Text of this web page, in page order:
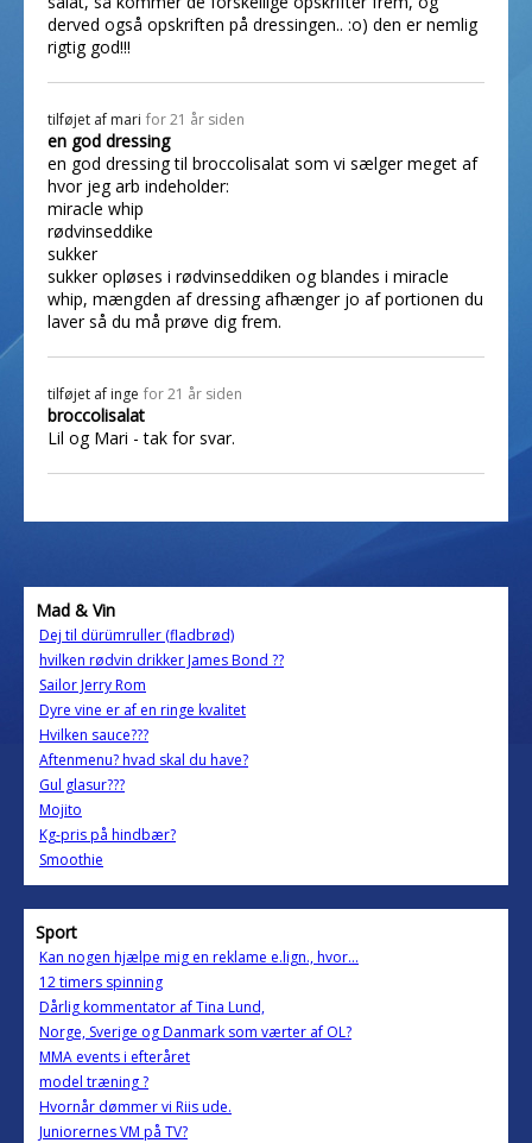
derved også opskriften på dressingen.. :o) den er nemlig
rigtig god!!!
tilføjet af mari for 21 år siden
en god dressing
en god dressing til broccolisalat som vi sælger meget af
hvor jeg arb indeholder:
miracle whip
rødvinseddike
sukker
sukker opløses i rødvinseddiken og blandes i miracle
whip, mængden af dressing afhænger jo af portionen du
laver så du må prøve dig frem.
tilføjet af inge for 21 år siden
broccolisalat
Lil og Mari - tak for svar.
Mad & Vin
Dej til dürümruller (fladbrød)
hvilken rødvin drikker James Bond ??
Sailor Jerry Rom
Dyre vine er af en ringe kvalitet
Hvilken sauce???
Aftenmenu? hvad skal du have?
Gul glasur???
Mojito
Kg-pris på hindbær?
Smoothie
Sport
Kan nogen hjælpe mig en reklame e.lign., hvor...
12 timers spinning
Dårlig kommentator af Tina Lund,
Norge, Sverige og Danmark som værter af OL?
MMA events i efteråret
model træning ?
Hvornår dømmer vi Riis ude.
Juniorernes VM på TV?